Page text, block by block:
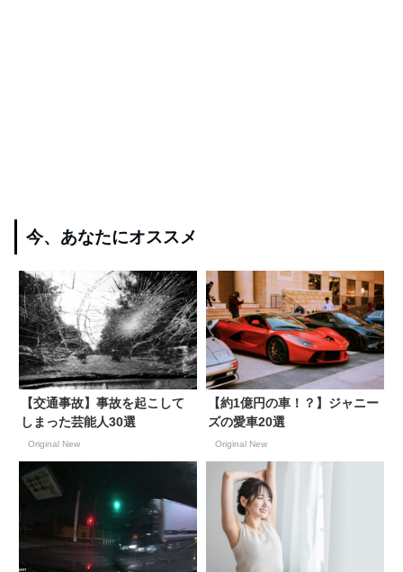
今、あなたにオススメ
【交通事故】事故を起こして
しまった芸能人30選
Original New
【約1億円の車！？】ジャニー
ズの愛車20選
Original New